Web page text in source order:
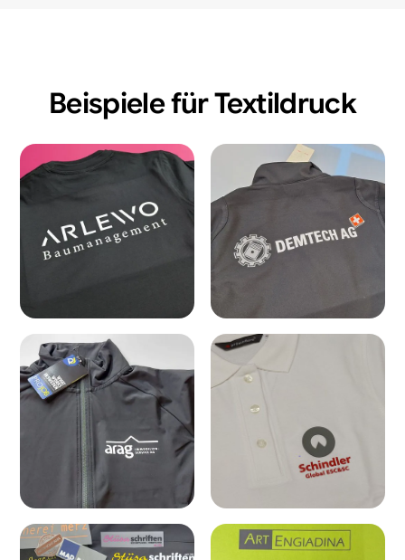
Beispiele für Textildruck